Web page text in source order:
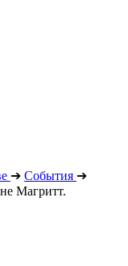
➔ События ➔
Магритт.